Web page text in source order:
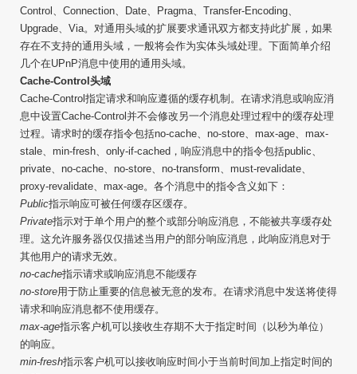
Control、Connection、Date、Pragma、Transfer-Encoding、
Upgrade、Via。对通用头域的扩展要求通讯双方都支持此扩展，如果
存在不支持的通用头域，一般将会作为实体头域处理。下面简单介绍
几个在UPnP消息中使用的通用头域。
Cache-Control头域
Cache-Control指定请求和响应遵循的缓存机制。在请求消息或响应消
息中设置Cache-Control并不会修改另一个消息处理过程中的缓存处理
过程。请求时的缓存指令包括no-cache、no-store、max-age、max-
stale、min-fresh、only-if-cached，响应消息中的指令包括public、
private、no-cache、no-store、no-transform、must-revalidate、
proxy-revalidate、max-age。各个消息中的指令含义如下：
Public指示响应可被任何缓存区缓存。
Private指示对于单个用户的整个或部分响应消息，不能被共享缓存处
理。这允许服务器仅仅描述当用户的部分响应消息，此响应消息对于
其他用户的请求无效。
no-cache指示请求或响应消息不能缓存
no-store用于防止重要的信息被无意的发布。在请求消息中发送将使得
请求和响应消息都不使用缓存。
max-age指示客户机可以接收生存期不大于指定时间（以秒为单位）
的响应。
min-fresh指示客户机可以接收响应时间小于当前时间加上指定时间的